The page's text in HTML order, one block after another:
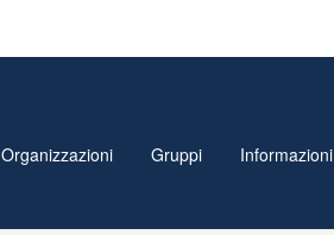
Organizzazioni Gruppi Informazioni